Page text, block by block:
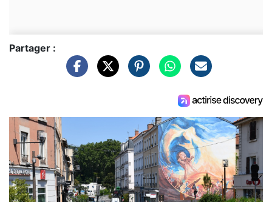
Partager :